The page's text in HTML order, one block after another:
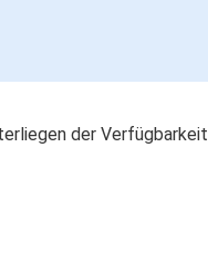
der Verfügbarkeit